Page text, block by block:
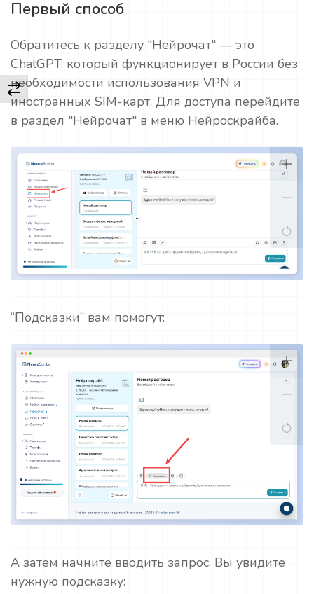
Первый способ
Обратитесь к разделу "Нейрочат" — это
ChatGPT, который функционирует в России без
необходимости использования VPN и
иностранных SIM-карт. Для доступа перейдите
в раздел "Нейрочат" в меню Нейроскрайба.
“Подсказки” вам помогут:
А затем начните вводить запрос. Вы увидите
нужную подсказку: